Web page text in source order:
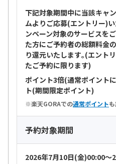
下記対象期間中に当該キャ
ムよりご応募(エントリー)
ンペーン対象のサービスを
た方にご予約者の総額料金
り還元いたします｡(エント
たご予約に限ります)
ポイント3倍(通常ポイント
ト(期間限定ポイント)
楽天GORAでの通常ポイント
予約対象期間
2026年7月10日(金)00:00～